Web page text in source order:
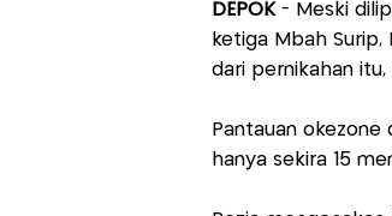
DEPOK- Meski
ketiga Mbah
dari pernikahan
Pantauan okezone
hanya sekira 15